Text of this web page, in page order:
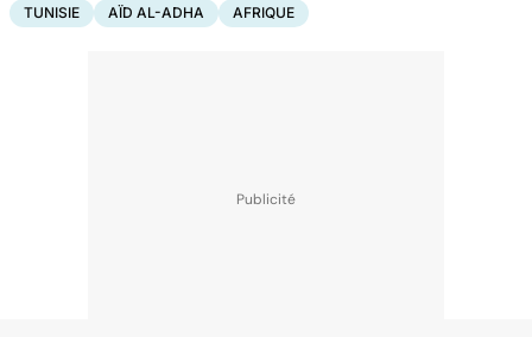
TUNISIE AÏD AL-ADHA AFRIQUE